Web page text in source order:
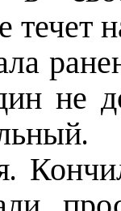
течет
не